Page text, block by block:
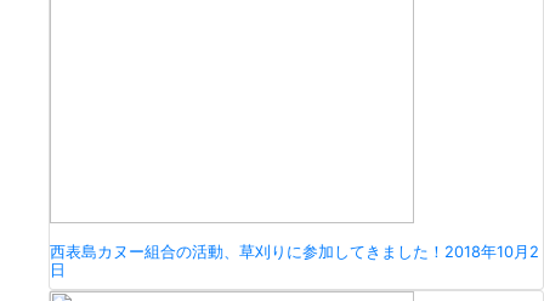
西表島カヌー組合の活動、草刈りに参加してきました！ 2018年10月2
日